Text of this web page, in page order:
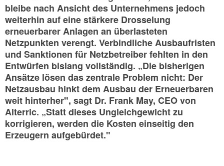
bleibe nach Ansicht des Unternehmens jedoch
weiterhin auf eine stärkere Drosselung
erneuerbarer Anlagen an überlasteten
Netzpunkten verengt. Verbindliche Ausbaufristen
und Sanktionen für Netzbetreiber fehlten in den
Entwürfen bislang vollständig. „Die bisherigen
Ansätze lösen das zentrale Problem nicht: Der
Netzausbau hinkt dem Ausbau der Erneuerbaren
weit hinterher", sagt Dr. Frank May, CEO von
Alterric. „Statt dieses Ungleichgewicht zu
korrigieren, werden die Kosten einseitig den
Erzeugern aufgebürdet."